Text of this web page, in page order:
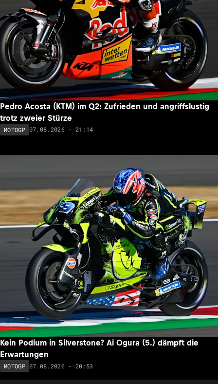
Pedro Acosta (KTM) im Q2: Zufrieden und angriffslustig
trotz zweier Stürze
MOTOGP 07.08.2026 - 21:14
Kein Podium in Silverstone? Ai Ogura (5.) dämpft die
Erwartungen
MOTOGP 07.08.2026 - 20:53